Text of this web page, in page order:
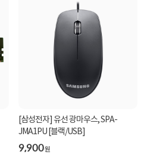
[삼성전자] 유선 광마우스, SPA-
JMA1PU [블랙/USB]
9,900원